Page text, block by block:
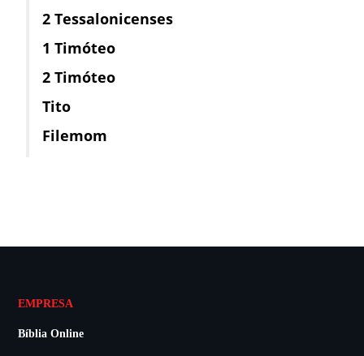
2 Tessalonicenses
1 Timóteo
2 Timóteo
Tito
Filemom
EMPRESA
Bíblia Online